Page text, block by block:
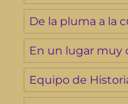
De la pluma a la
En un lugar muy
Equipo de